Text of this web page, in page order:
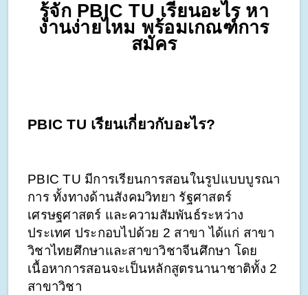
รู้จัก PBIC TU เรียนอะไร หา
งานง่ายไหม พร้อมเกณฑ์การ
สมัคร
PBIC TU เรียนเกี่ยวกับอะไร?
PBIC TU มีการเรียนการสอนในรูปแบบบูรณา
การ ทั้งทางด้านสังคมวิทยา รัฐศาสตร์
เศรษฐศาสตร์ และความสัมพันธ์ระหว่าง
ประเทศ ประกอบไปด้วย 2 สาขา ได้แก่ สาขา
วิชาไทยศึกษาและสาขาวิชาจีนศึกษา โดย
เนื้อหาการสอนจะเป็นหลักสูตรนานาชาติทั้ง 2
สาขาวิชา